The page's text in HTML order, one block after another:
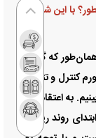
با این شرایط،
که گفتم،
کنترل و تثبیت
به اعتقاد من
روند ریزش